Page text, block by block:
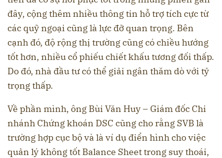
đây, cộng thêm nhiều thông tin hỗ trợ tích cực từ
các quỹ ngoại cũng là lực đỡ quan trọng. Bên
cạnh đó, độ rộng thị trường cũng có chiều hướng
tốt hơn, nhiều cổ phiếu chiết khấu tương đối thấp.
Do đó, nhà đầu tư có thể giải ngân thăm dò với tỷ
trọng thấp.
Về phần mình, ông Bùi Văn Huy – Giám đốc Chi
nhánh Chứng khoán DSC cũng cho rằng SVB là
trường hợp cục bộ và là ví dụ điển hình cho việc
quản lý không tốt Balance Sheet trong suy thoái,